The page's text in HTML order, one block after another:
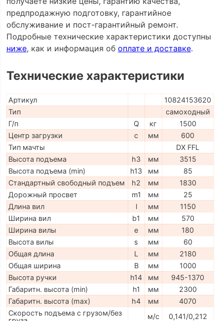
предпродажную подготовку, гарантийное
обслуживание и пост-гарантийный ремонт.
Подробные технические характеристики доступны
ниже, как и информация об оплате и доставке.
Технические характеристики
Артикул
10824153620
Тип
самоходный
Г/п
Q кг
1500
Центр загрузки
c мм
600
Тип мачты
DX FFL
Высота подъема
h3 мм
3515
Высота подъема (min)
h13 мм
85
Стандартный свободный подъем
h2 мм
1830
Дорожный просвет
m1 мм
25
Длина вил
l мм
1150
Ширина вил
b1 мм
570
Ширина вилы
e мм
180
Высота вилы
s мм
60
Общая длина
L мм
2180
Общая ширина
B мм
1000
Высота ручки
h14 мм
945-1370
Габаритн. высота (min)
h1 мм
2300
Габаритн. высота (max)
h4 мм
4070
Скорость подъема с грузом/без
м/с
0,141/0,212